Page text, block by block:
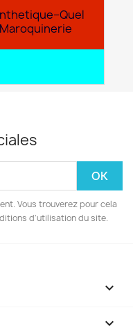
Vous trouverez pour cela
d'utilisation du site.

